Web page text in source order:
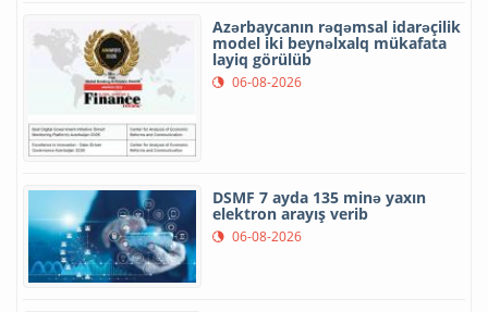
Azərbaycanın rəqəmsal idarəçilik
model iki beynəlxalq mükafata
layiq görülüb
06-08-2026
DSMF 7 ayda 135 minə yaxın
elektron arayış verib
06-08-2026